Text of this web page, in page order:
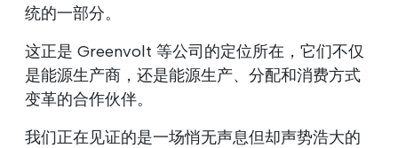
统的一部分。
这正是 Greenvolt 等公司的定位所在，它们不仅
是能源生产商，还是能源生产、分配和消费方式
变革的合作伙伴。
我们正在见证的是一场悄无声息但却声势浩大的